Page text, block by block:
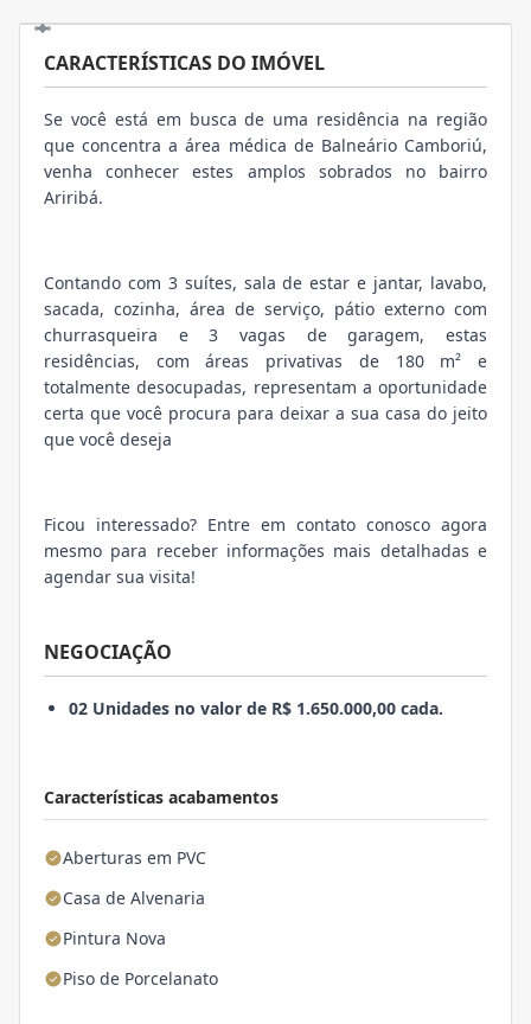
Características acabamentos
Aberturas em PVC
Casa de Alvenaria
Pintura Nova
Piso de Porcelanato
CARACTERÍSTICAS DO IMÓVEL
Se você está em busca de uma residência na região
que concentra a área médica de Balneário Camboriú,
venha conhecer estes amplos sobrados no bairro
Ariribá.
Contando com 3 suítes, sala de estar e jantar, lavabo,
sacada, cozinha, área de serviço, pátio externo com
churrasqueira e 3 vagas de garagem, estas
residências, com áreas privativas de 180 m² e
totalmente desocupadas, representam a oportunidade
certa que você procura para deixar a sua casa do jeito
que você deseja
Ficou interessado? Entre em contato conosco agora
mesmo para receber informações mais detalhadas e
agendar sua visita!
NEGOCIAÇÃO
02 Unidades no valor de R$ 1.650.000,00 cada.